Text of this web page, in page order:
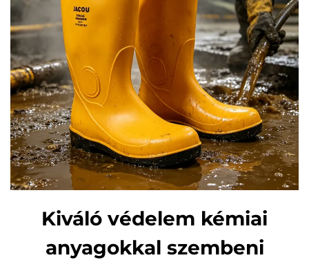
Kiváló védelem kémiai
anyagokkal szembeni